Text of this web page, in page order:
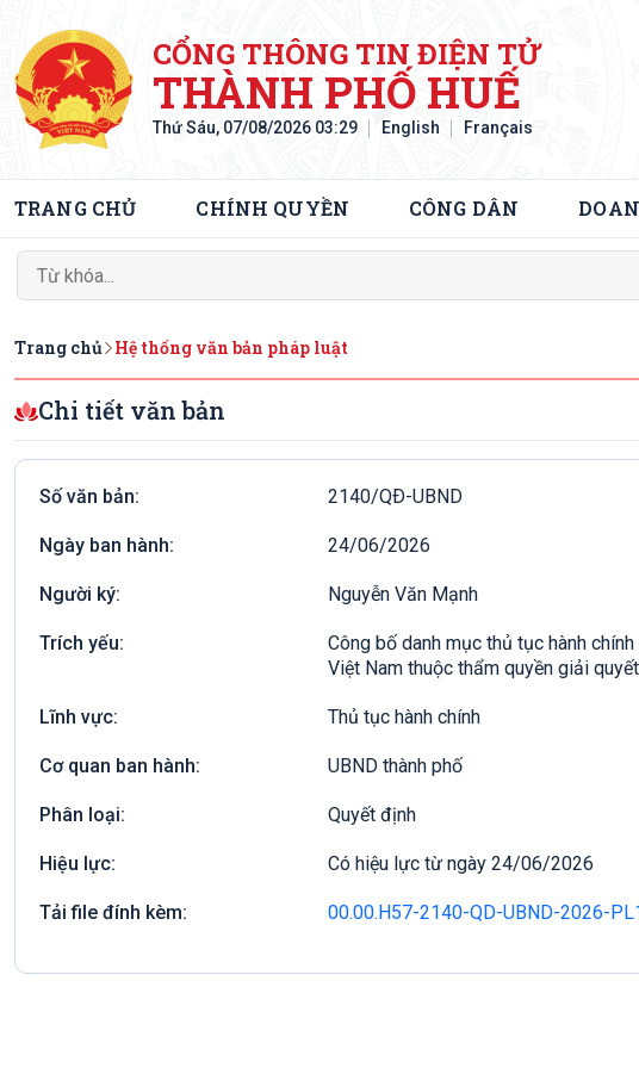
CỔNG THÔNG TIN ĐIỆN TỬ
THÀNH PHỐ HUẾ
Thứ Sáu, 07/08/2026 03:29 English Français
TRANG CHỦ CHÍNH QUYỀN CÔNG DÂN
Trang chủ Hệ thống văn bản pháp luật
Chi tiết văn bản
Số văn bản: 2140/QÐ-UBND
Ngày ban hành: 24/06/2026
Người ký: Nguyễn Văn Mạnh
Trích yếu:
Công bố danh mục thủ tục hành
Việt Nam thuộc thẩm quyền giải
Lĩnh vực: Thủ tục hành chính
Cơ quan ban hành: UBND thành phố
Phân loại: Quyết định
Hiệu lực: Có hiệu lực từ ngày 24/06/2026
Tải file đính kèm: 00.00.H57-2140-QD-UBND-2026-